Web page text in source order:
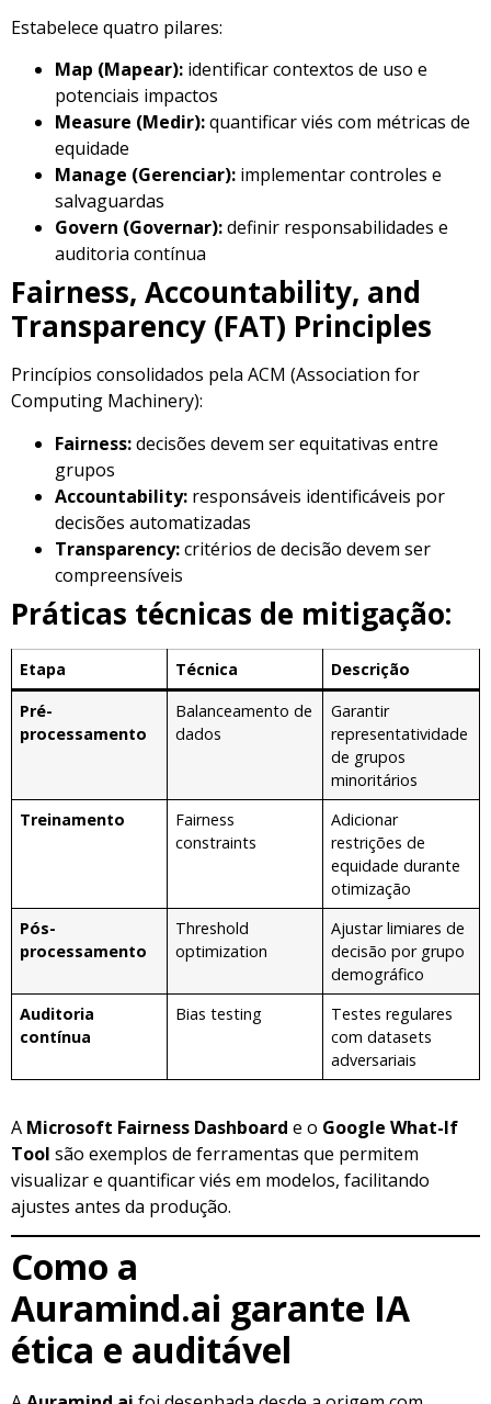
Estabelece quatro pilares:
Map (Mapear): identificar contextos de uso e
potenciais impactos
Measure (Medir):quantificar viés com métricas de
equidade
Manage (Gerenciar): implementar controles e
salvaguardas
Govern (Governar):definir responsabilidades e
auditoria contínua
Fairness, Accountability, and
Transparency (FAT) Principles
Princípios consolidados pela ACM (Association for
Computing Machinery):
Fairness:decisões devem ser equitativas entre
grupos
Accountability: responsáveis identificáveis por
decisões automatizadas
Transparency:critérios de decisão devem ser
compreensíveis
Práticas técnicas de mitigação:
Etapa Técnica
Descrição
Pré-
processamento
Balanceamento de
dados
Garantir
representatividade
de grupos
minoritários
Treinamento
Fairness
constraints
Adicionar
restrições de
equidade durante
otimização
Pós-
processamento
Threshold
optimization
Ajustar limiares de
decisão por grupo
demográfico
Auditoria
contínua
Bias testing
Testes regulares
com datasets
adversariais
A Microsoft Fairness Dashboard e o Google What-If
Tool são exemplos de ferramentas que permitem
visualizar e quantificar viés em modelos, facilitando
ajustes antes da produção.
Como a
Auramind.ai garante IA
ética e auditável